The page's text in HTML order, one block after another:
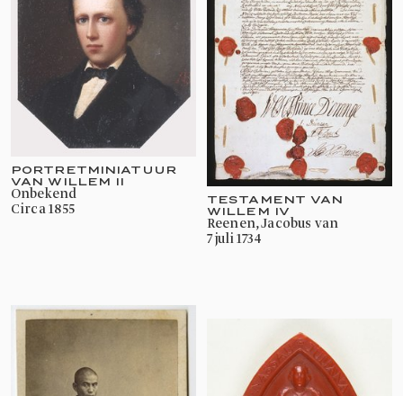
PORTRETMINIATUUR
VAN WILLEM II
onbekend
circa 1855
TESTAMENT VAN
WILLEM IV
Reenen, Jacobus van
7 juli 1734